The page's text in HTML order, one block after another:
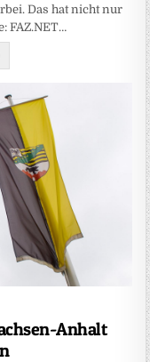
Das hat nicht nur
FAZ.NET…
Anhalt